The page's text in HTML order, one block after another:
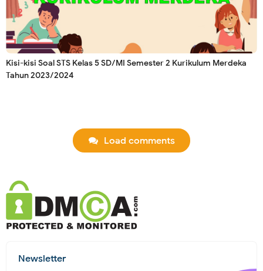
Kisi-kisi Soal STS Kelas 5 SD/MI Semester 2 Kurikulum Merdeka
Tahun 2023/2024
Load comments
Newsletter